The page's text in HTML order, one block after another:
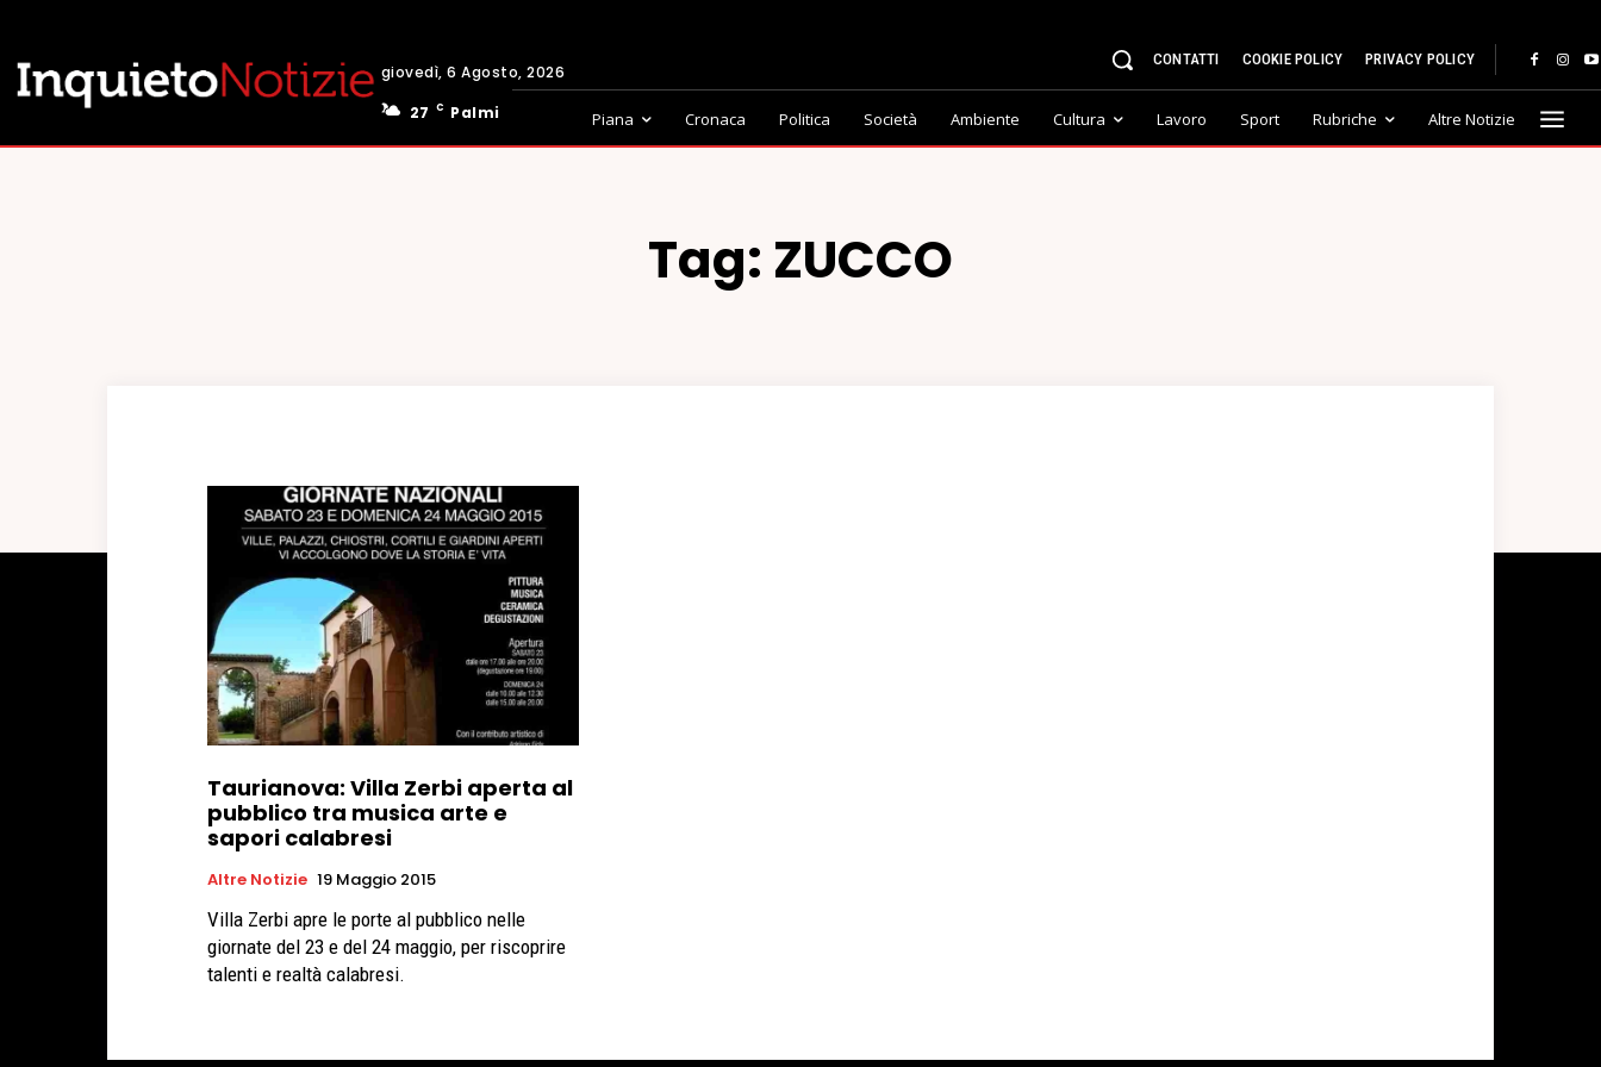
giovedì, 6 Agosto, 2026
27
C Palmi
CONTATTI COOKIE POLICY PRIVACY POLICY
Piana Cronaca Politica Società Ambiente Cultura Lavoro Sport Rubriche Altre Notizie
Tag: ZUCCO
Taurianova: Villa Zerbi aperta al
pubblico tra musica arte e
sapori calabresi
Altre Notizie 19 Maggio 2015
Villa Zerbi apre le porte al pubblico nelle
giornate del 23 e del 24 maggio, per riscoprire
talenti e realtà calabresi.